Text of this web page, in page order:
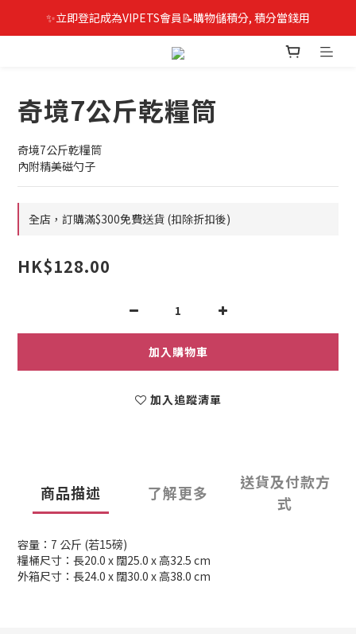
✨立即登記成為VIPETS會員📝購物儲積分, 積分當錢用
奇境7公斤乾糧筒
奇境7公斤乾糧筒
內附精美磁勺子
全店，訂購滿$300免費送貨 (扣除折扣後)
HK$128.00
加入購物車
加入追蹤清單
商品描述 了解更多
送貨及付款方
式
容量：7 公斤 (若15磅)
糧桶尺寸：長20.0 x 闊25.0 x 高32.5 cm
外箱尺寸：長24.0 x 闊30.0 x 高38.0 cm